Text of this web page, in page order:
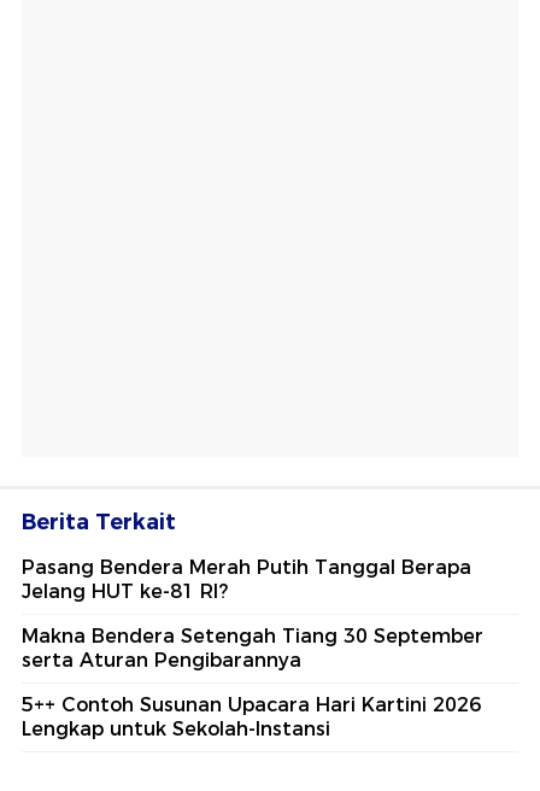
Berita Terkait
Pasang Bendera Merah Putih Tanggal Berapa
Jelang HUT ke-81 RI?
Makna Bendera Setengah Tiang 30 September
serta Aturan Pengibarannya
5++ Contoh Susunan Upacara Hari Kartini 2026
Lengkap untuk Sekolah-Instansi